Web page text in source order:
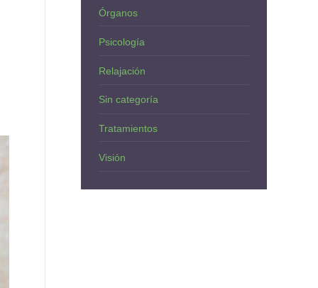
Órganos
Psicología
Relajación
Sin categoría
Tratamientos
Visión